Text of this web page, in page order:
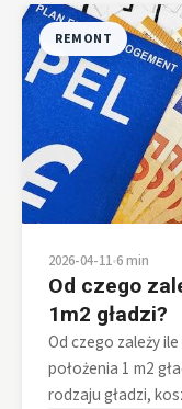
REMONT
2026-04-11•6 min
Od czego
1m2 gładzi?
Od czego zależy
położenia 1 m2
rodzaju gładzi,